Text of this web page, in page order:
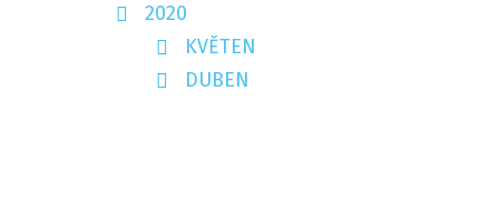
2020
KVĚTEN
DUBEN